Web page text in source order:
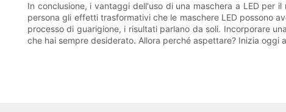
In conclusione, i vantaggi dell'uso di una maschera a LED per
persona gli effetti trasformativi che le maschere LED possono
processo di guarigione, i risultati parlano da soli. Incorporare
che hai sempre desiderato. Allora perché aspettare? Inizia